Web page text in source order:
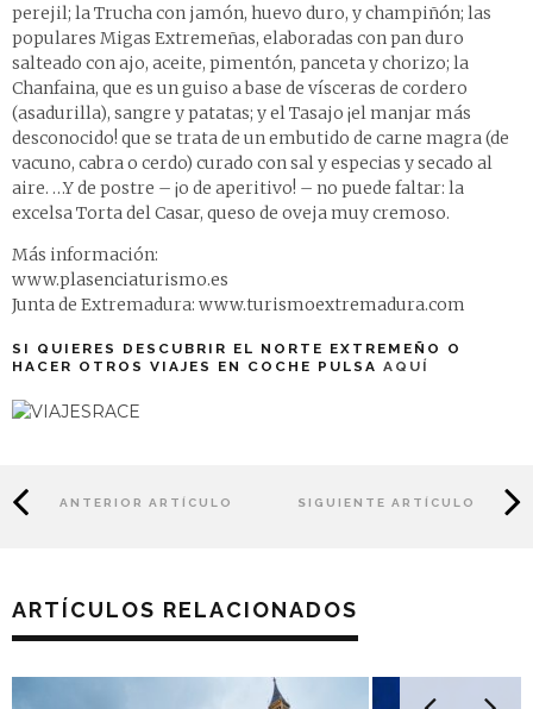
perejil; la Trucha con jamón, huevo duro, y champiñón; las
populares Migas Extremeñas, elaboradas con pan duro
salteado con ajo, aceite, pimentón, panceta y chorizo; la
Chanfaina, que es un guiso a base de vísceras de cordero
(asadurilla), sangre y patatas; y el Tasajo ¡el manjar más
desconocido! que se trata de un embutido de carne magra (de
vacuno, cabra o cerdo) curado con sal y especias y secado al
aire. …Y de postre – ¡o de aperitivo! – no puede faltar: la
excelsa Torta del Casar, queso de oveja muy cremoso.
Más información:
www.plasenciaturismo.es
Junta de Extremadura: www.turismoextremadura.com
SI QUIERES DESCUBRIR EL NORTE EXTREMEÑO O
HACER OTROS VIAJES EN COCHE PULSA AQUÍ
ANTERIOR ARTÍCULO SIGUIENTE ARTÍCULO
ARTÍCULOS RELACIONADOS